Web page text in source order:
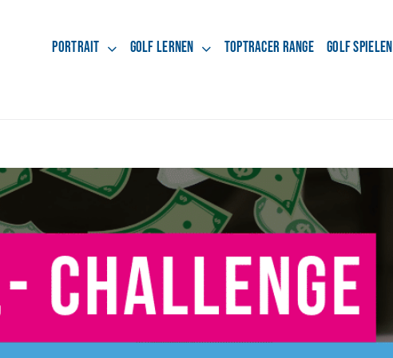
Portrait Golf lernen Toptracer Range Golf spielen